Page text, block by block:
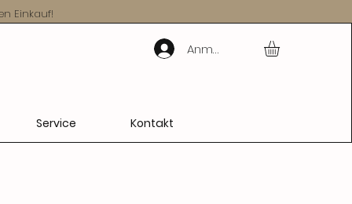
Einkauf!
Anmelden
Service Kontakt